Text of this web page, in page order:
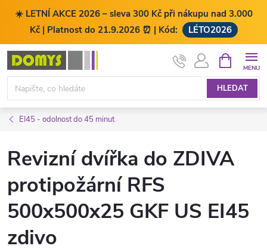
☀️ LETNÍ AKCE 2026 – sleva 300 Kč při nákupu nad 3.000
Kč | Platnost do 21.9.2026 ⏰ | Kód:
LÉTO2026
Přejít
obsah
HLEDAT
NÁKUPNÍ
KOŠÍK
EI45 - odolnost do 45 minut
Revizní dvířka do ZDIVA
protipožární RFS
500x500x25 GKF US EI45
zdivo